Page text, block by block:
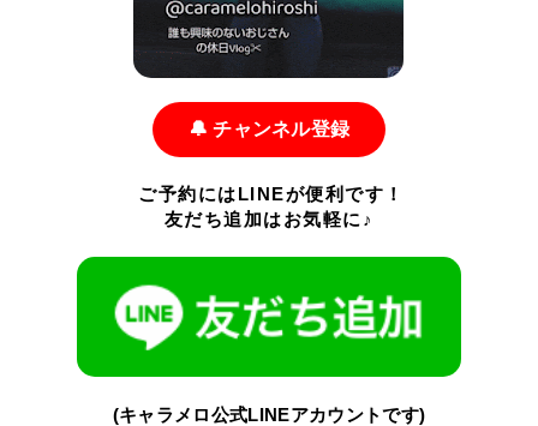
🔔 チャンネル登録
ご予約にはLINEが便利です！
友だち追加はお気軽に♪
(キャラメロ公式LINEアカウントです)